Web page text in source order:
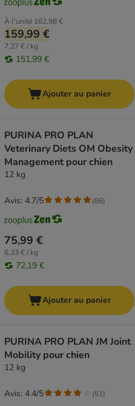
À l'unité 162,98 €
159,99 €
7,27 € / kg
151,99 €
Ajouter au panier
PURINA PRO PLAN
Veterinary Diets OM Obesity
Management pour chien
12 kg
75,99 €
6,33 € / kg
72,19 €
Avis: 4.7/5 (86)
Ajouter au panier
PURINA PRO PLAN JM Joint
Mobility pour chien
12 kg
Avis: 4.4/5 (51)